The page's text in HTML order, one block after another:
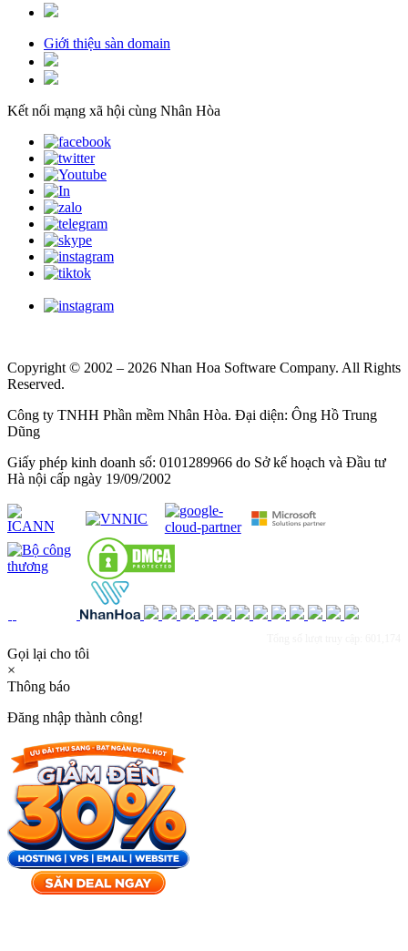
Giới thiệu sàn domain
Kết nối mạng xã hội cùng Nhân Hòa
Copyright © 2002 – 2026 Nhan Hoa Software Company. All Rights
Reserved.
Công ty TNHH Phần mềm Nhân Hòa. Đại diện: Ông Hồ Trung
Dũng
Giấy phép kinh doanh số: 0101289966 do Sở kế hoạch và Đầu tư
Hà nội cấp ngày 19/09/2002
Gọi lại cho tôi
×
Thông báo
Đăng nhập thành công!